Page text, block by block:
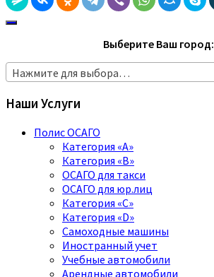
Выберите Ваш город:
Нажмите для выбора…
Наши Услуги
Полис ОСАГО
Категория «A»
Категория «B»
ОСАГО для такси
ОСАГО для юр.лиц
Категория «C»
Категория «D»
Самоходные машины
Иностранный учет
Учебные автомобили
Арендные автомобили